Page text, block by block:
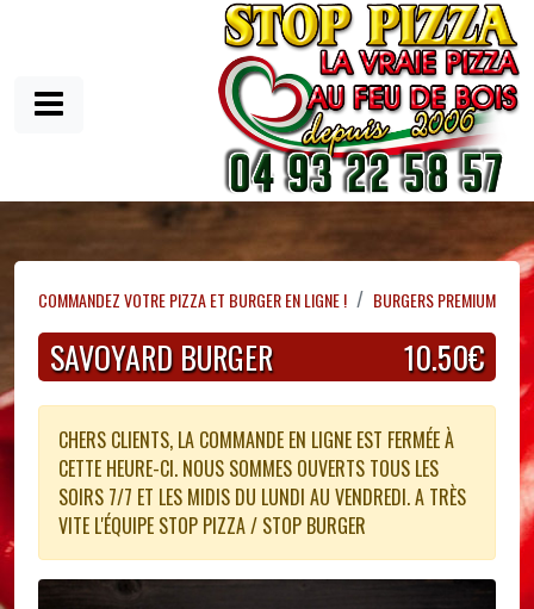
COMMANDEZ VOTRE PIZZA ET BURGER EN LIGNE ! BURGERS PREMIUM
SAVOYARD BURGER 10.50€
CHERS CLIENTS, LA COMMANDE EN LIGNE EST FERMÉE À
CETTE HEURE-CI. NOUS SOMMES OUVERTS TOUS LES
SOIRS 7/7 ET LES MIDIS DU LUNDI AU VENDREDI. A TRÈS
VITE L'ÉQUIPE STOP PIZZA / STOP BURGER